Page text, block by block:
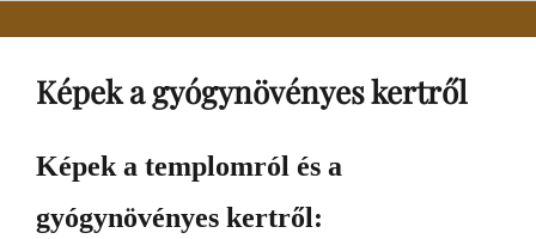
Képek a gyógynövényes kertről
Képek a templomról és a
gyógynövényes kertről: